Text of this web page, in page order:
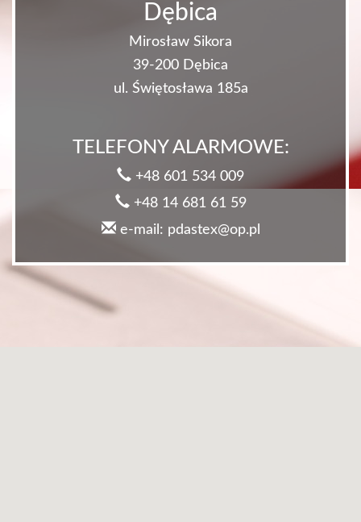
Dębica
Mirosław Sikora
39-200 Dębica
ul. Świętosława 185a
TELEFONY ALARMOWE:
+48 601 534 009
+48 14 681 61 59
e-mail: pdastex@op.pl